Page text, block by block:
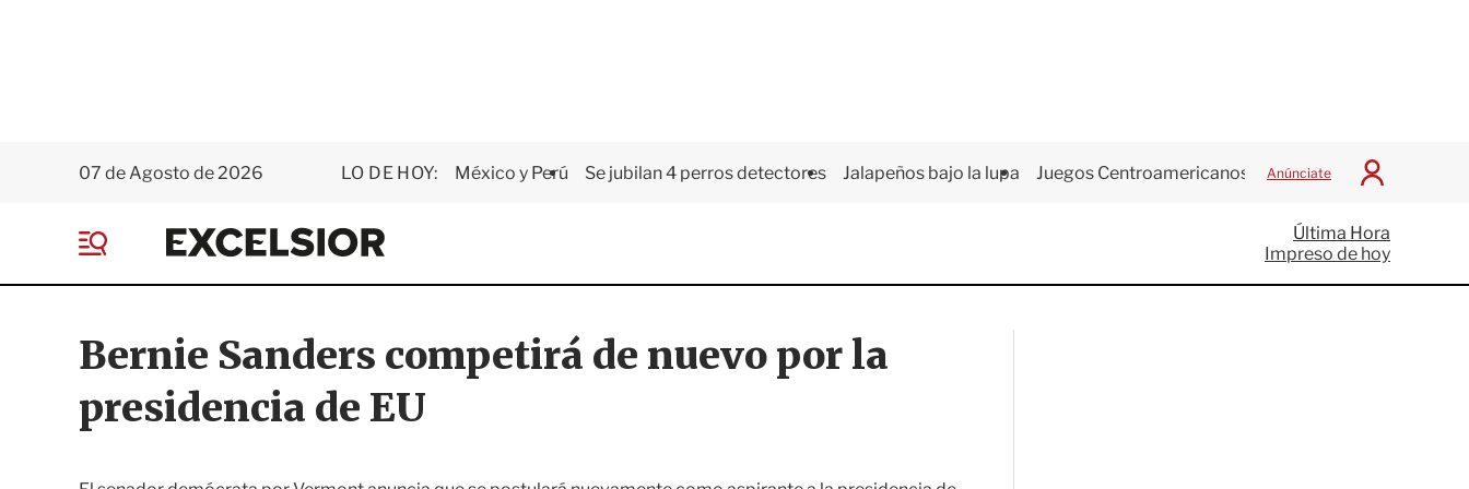
07 de Agosto de 2026 LO DE HOY: México y Perú Se jubilan 4 perros detectores Jalapeños bajo la lupa Juegos Centroamericanos Anúnciate
I
c
i
a
E
x
e
i
o
r
e
Última Hora
Impreso de hoy
Bernie Sanders competirá de nuevo por la
presidencia de EU